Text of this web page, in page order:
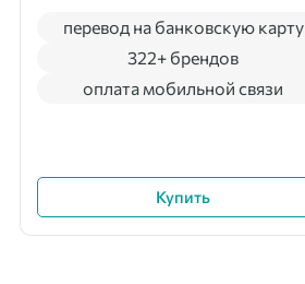
оплата мобильной связи
перевод на банковскую карту
322+ брендов
Купить